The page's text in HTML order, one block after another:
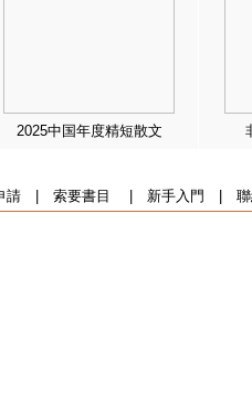
2025中国年度精短散文
請| 索要書目 新手入門